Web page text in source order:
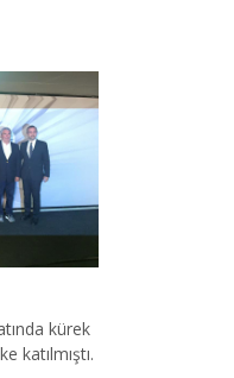
kürek
katılmıştı.